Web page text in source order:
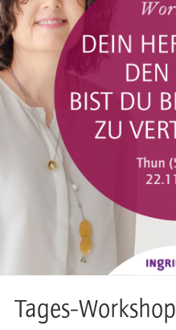
Tages-Workshop